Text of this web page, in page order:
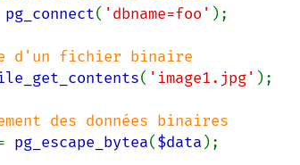
pg_connect( 'dbname=foo' );
( 'image1.jpg' );
pg_escape_bytea($data );